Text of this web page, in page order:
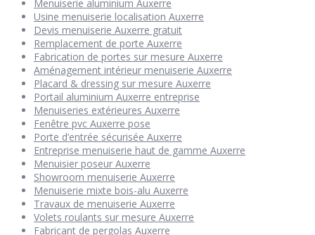
Menuiserie aluminium Auxerre
Usine menuiserie localisation Auxerre
Devis menuiserie Auxerre gratuit
Remplacement de porte Auxerre
Fabrication de portes sur mesure Auxerre
Aménagement intérieur menuiserie Auxerre
Placard & dressing sur mesure Auxerre
Portail aluminium Auxerre entreprise
Menuiseries extérieures Auxerre
Fenêtre pvc Auxerre pose
Porte d’entrée sécurisée Auxerre
Entreprise menuiserie haut de gamme Auxerre
Menuisier poseur Auxerre
Showroom menuiserie Auxerre
Menuiserie mixte bois-alu Auxerre
Travaux de menuiserie Auxerre
Volets roulants sur mesure Auxerre
Fabricant de pergolas Auxerre